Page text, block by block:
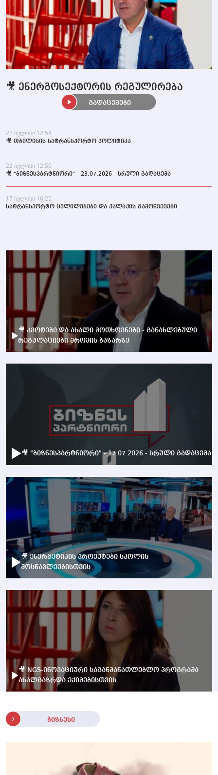
22 ივლისი 12:54
🎥 თბილისის სატრანსპორტო პოლიტიკა
22 ივლისი 12:50
🎥 "ბიზნესპარტნიორი" - 23.07.2026 - სრული გადაცემა
17 ივლისი 16:25
სატრანსპორტო ცვლილებები და ქალაქის გამოწვევები
🎥 ენერგოსექტორის რეგულირება
გადაცემები
🎥 კვოტები და ახალი მოთხოვნები - განახლებული
რეგულაციები შრომის ბაზარზე
🎥 "ბიზნესპარტნიორი" - 17.07.2026 - სრული გადაცემა
🎥 ენერგეტიკის პროექტები სკოლის
მოსწავლეებისთვის
🎥 NGS-ინოვაციური საგანმანათლებლო პროგრამა
ახალგაზრდა ექიმებისთვის
ბიზნესი